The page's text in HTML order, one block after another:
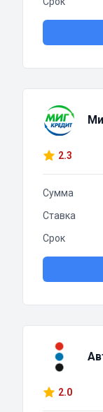
2.3
Сумма
Ставка
Срок
2.0